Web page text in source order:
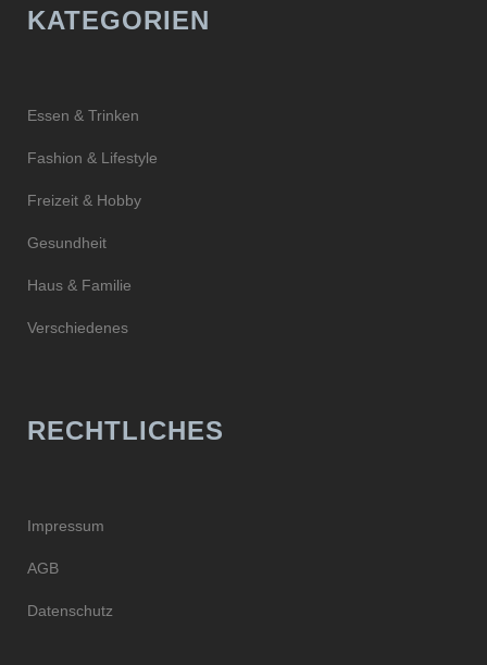
KATEGORIEN
Essen & Trinken
Fashion & Lifestyle
Freizeit & Hobby
Gesundheit
Haus & Familie
Verschiedenes
RECHTLICHES
Impressum
AGB
Datenschutz